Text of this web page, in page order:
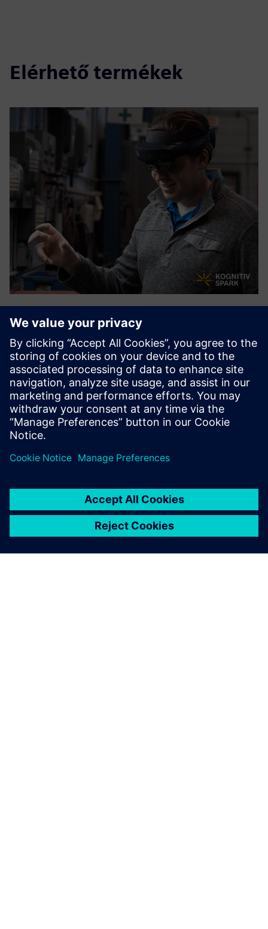
Elérhető termékek
RemoteSpark™
RemoteSpark™ is a mixed reality performance support tool
for deployment on mixed reality headsets including
HoloLens. Workers can instantly access 2D & 3D assets to
support task completion, operational efficiency, and on-
the-job t...
További információk